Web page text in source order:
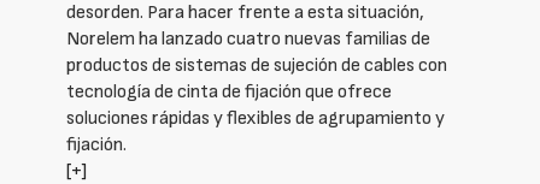
desorden. Para hacer frente a esta situación,
Norelem ha lanzado cuatro nuevas familias de
productos de sistemas de sujeción de cables con
tecnología de cinta de fijación que ofrece
soluciones rápidas y flexibles de agrupamiento y
fijación.
[+]